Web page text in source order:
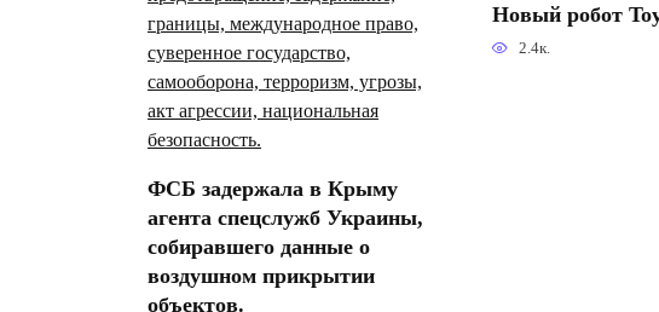
ФСБ задержала в Крыму
агента спецслужб Украины,
собиравшего данные о
воздушном прикрытии
объектов.
Новый робот
2.4к.